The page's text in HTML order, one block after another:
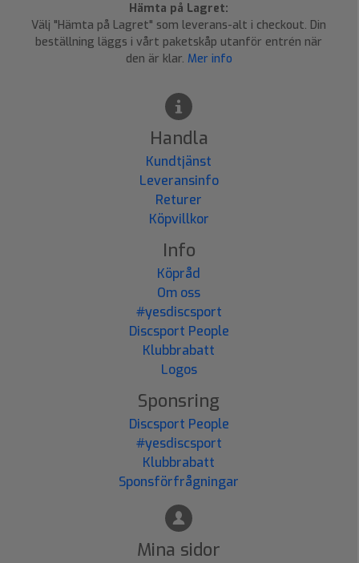
Hämta på Lagret:
Välj "Hämta på Lagret" som leverans-alt i checkout. Din
beställning läggs i vårt paketskåp utanför entrén när
den är klar. Mer info
Handla
Kundtjänst
Leveransinfo
Returer
Köpvillkor
Info
Köpråd
Om oss
#yesdiscsport
Discsport People
Klubbrabatt
Logos
Sponsring
Discsport People
#yesdiscsport
Klubbrabatt
Sponsförfrågningar
Mina sidor